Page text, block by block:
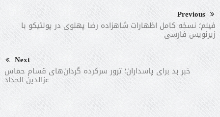
Previous
فیلم؛ نسخه کامل اظهارات شاهزاده رضا پهلوی در پولتیکو با
زیرنویس فارسی
Next
خبر بد برای پاسداران؛ ترور سرکرده گردان‌های قسام حماس
عزالدین الحداد